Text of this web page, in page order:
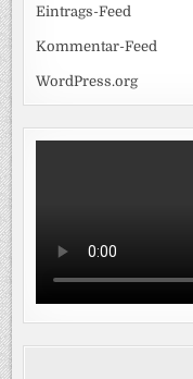
Eintrags-Feed
Kommentar-Feed
WordPress.org